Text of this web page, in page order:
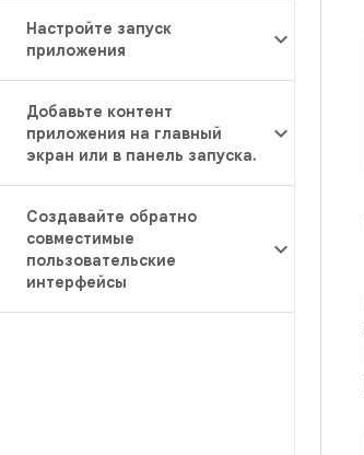
Настройте запуск
приложения
Добавьте контент
приложения на главный
экран или в панель запуска.
Создавайте обратно
совместимые
пользовательские
интерфейсы